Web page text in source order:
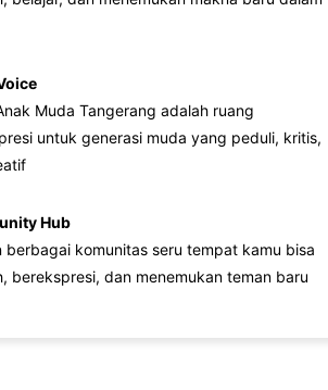
Muda Tangerang adalah ruang
untuk generasi muda yang peduli, kritis,
Hub
berbagai komunitas seru tempat kamu bisa
berekspresi, dan menemukan teman baru